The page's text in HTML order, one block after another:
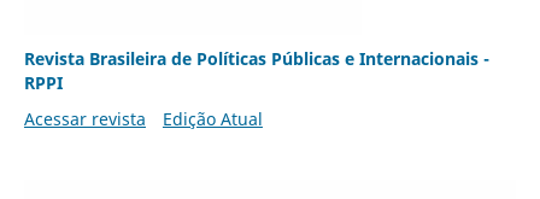
Revista Brasileira de Políticas Públicas e Internacionais -
RPPI
Acessar revista
Edição Atual